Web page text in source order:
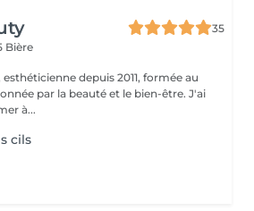
35
Bière
depuis 2011, formée au
par la beauté et le bien-être. J'ai
à...
cils